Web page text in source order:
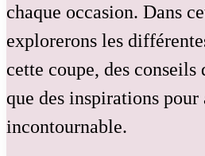
chaque occasion. Dans
explorerons les
cette coupe, des
que des inspirations pour
incontournable.